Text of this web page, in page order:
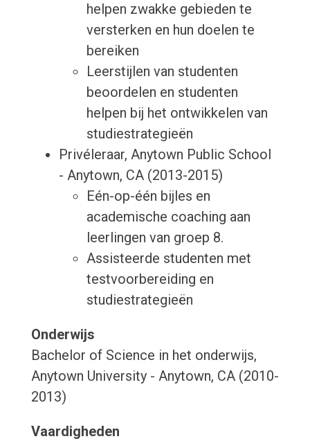
helpen zwakke gebieden te
versterken en hun doelen te
bereiken
Leerstijlen van studenten
beoordelen en studenten
helpen bij het ontwikkelen van
studiestrategieën
Privéleraar, Anytown Public School
- Anytown, CA (2013-2015)
Eén-op-één bijles en
academische coaching aan
leerlingen van groep 8.
Assisteerde studenten met
testvoorbereiding en
studiestrategieën
Onderwijs
Bachelor of Science in het onderwijs,
Anytown University - Anytown, CA (2010-
2013)
Vaardigheden